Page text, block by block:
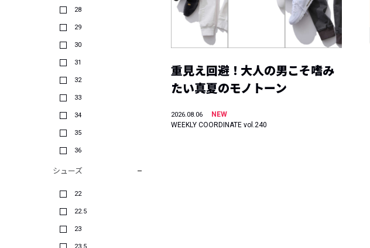
28
29
30
31
32
33
34
35
36
シューズ
22
22.5
23
重見え回避！大人の男こそ嗜み
たい真夏のモノトーン
2026.08.06
NEW
WEEKLY COORDINATE vol.240